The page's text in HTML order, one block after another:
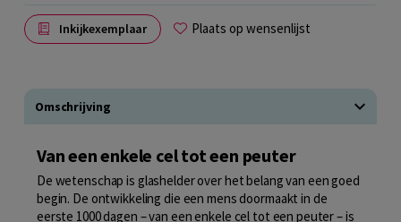
Inkijkexemplaar Plaats op wensenlijst
Omschrijving
Van een enkele cel tot een peuter
De wetenschap is glashelder over het belang van een goed
begin. De ontwikkeling die een mens doormaakt in de
eerste 1000 dagen – van een enkele cel tot een peuter – is